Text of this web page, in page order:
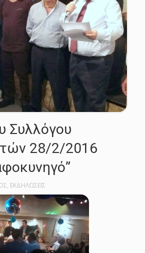
Συλλόγου
28/2/2016
, ΕΚΔΗΛΩΣΕΙΣ